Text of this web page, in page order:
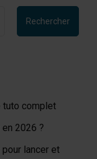
Rechercher
tuto complet
2026 ?
lancer et